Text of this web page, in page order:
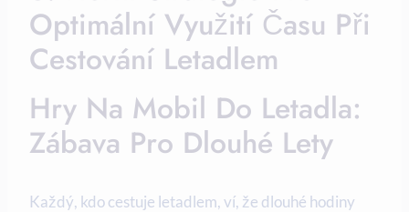
Optimální Využití Času Při
Cestování Letadlem
Hry Na Mobil Do Letadla:
Zábava Pro Dlouhé Lety
Každý, kdo cestuje letadlem, ví, že dlouhé hodiny